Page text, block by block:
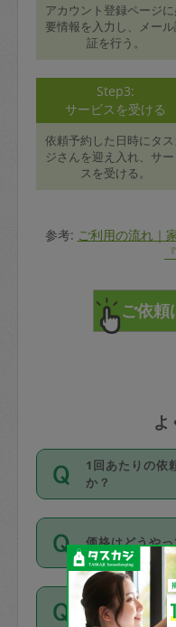
アカウント登録ページ
要情報を入力し、メー
証を行う。
Step3:
サービスを受ける
依頼予約した日時にタス
ジさんを迎え入れ、サ
スを受ける。
参考: ご利用の流れ｜
よ
1回あたりの依
か？
依頼1回につ
超えて依頼し
利用ください
は、タスカ
の上事前申請
価格はどうや
11種類の価
身が価格を選
支払い方法を